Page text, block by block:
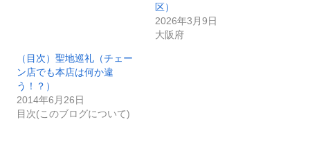
区）
2026年3月9日
大阪府
（目次）聖地巡礼（チェー
ン店でも本店は何か違
う！？）
2014年6月26日
目次(このブログについて)